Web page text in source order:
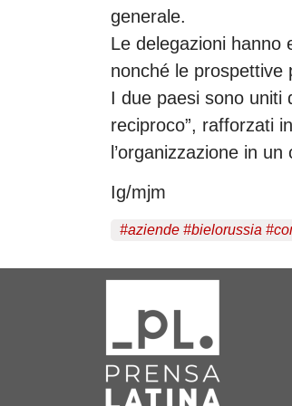
generale.
Le delegazioni hanno
nonché le prospettive
I due paesi sono uniti
reciproco”, rafforzati
l’organizzazione in
Ig/mjm
#aziende #bielorussia #